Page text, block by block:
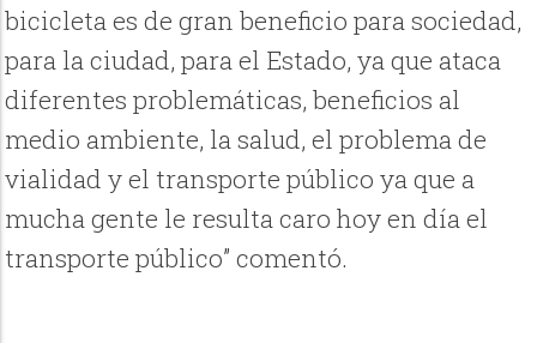
bicicleta es de gran beneficio para sociedad,
para la ciudad, para el Estado, ya que ataca
diferentes problemáticas, beneficios al
medio ambiente, la salud, el problema de
vialidad y el transporte público ya que a
mucha gente le resulta caro hoy en día el
transporte público” comentó.